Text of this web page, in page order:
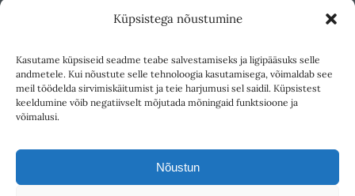
Küpsistega nõustumine
Kasutame küpsiseid seadme teabe salvestamiseks ja ligipääsuks selle
andmetele. Kui nõustute selle tehnoloogia kasutamisega, võimaldab see
meil töödelda sirvimiskäitumist ja teie harjumusi sel saidil. Küpsistest
keeldumine võib negatiivselt mõjutada mõningaid funktsioone ja
võimalusi.
Nõustun
Kultuurileht 1994-1997
Reede 1989-1990
Sirp ja Vasar 1940-1989
Teksti- ja andmekaeve